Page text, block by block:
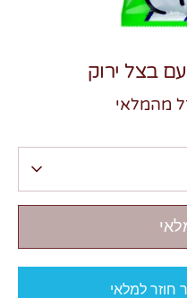
בצל ירוק
מהמלאי
חוזר למלאי